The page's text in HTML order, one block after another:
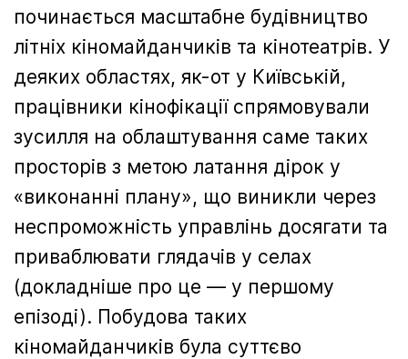
починається масштабне будівництво
літніх кіномайданчиків та кінотеатрів. У
деяких областях, як-от у Київській,
працівники кінофікації спрямовували
зусилля на облаштування саме таких
просторів з метою латання дірок у
«виконанні плану», що виникли через
неспроможність управлінь досягати та
приваблювати глядачів у селах
(докладніше про це — у першому
епізоді). Побудова таких
кіномайданчиків була суттєво